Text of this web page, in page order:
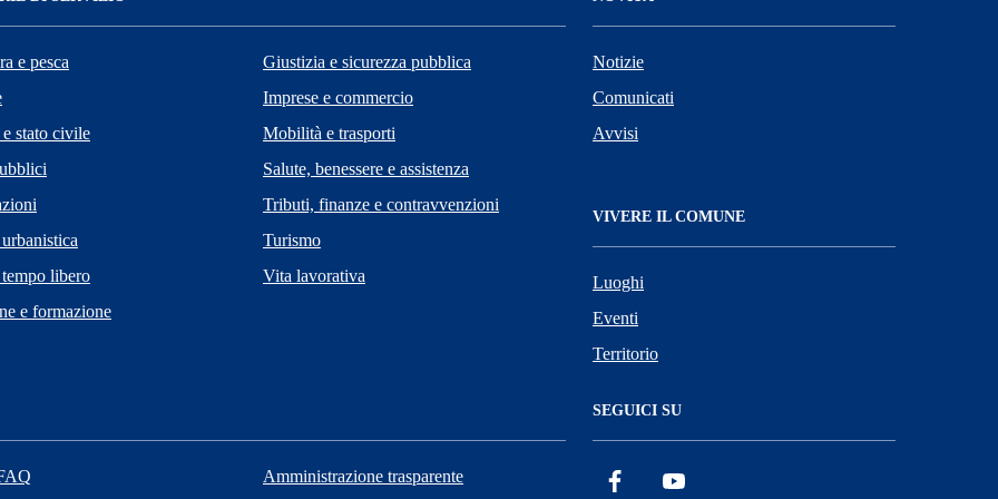
e pesca
stato civile
libero
e formazione
Giustizia e sicurezza pubblica
Imprese e commercio
Mobilità e trasporti
Salute, benessere e assistenza
Tributi, finanze e contravvenzioni
Turismo
Vita lavorativa
Notizie
Comunicati
Avvisi
VIVERE IL COMUNE
Luoghi
Eventi
Territorio
Amministrazione trasparente
SEGUICI SU
Facebook